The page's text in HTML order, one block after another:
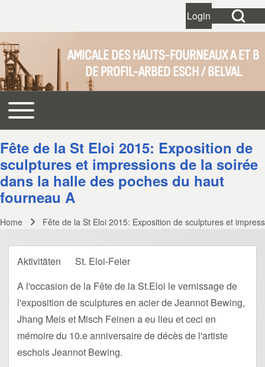
Close search
Search
Open Search
User account
LoginOpen login
AMICALE DES HAUTS-FOURNEAUX A ET B
DE PROFIL-ARBED ESCH / BELVAL
Main navigation
Toggle main menu
Fête de la St Eloi 2015: Exposition de
sculptures et impressions de la soirée
dans la halle des poches du haut
fourneau A
Home Fête de la St Eloi 2015: Exposition de sculptures et
Aktivitäten
St. Eloi-Feier
A l'occasion de la Fête de la St.Eloi le vernissage de
l'exposition de sculptures en acier de Jeannot Bewing,
Jhang Meis et Misch Feinen a eu lieu et ceci en
mémoire du 10.e anniversaire de décès de l'artiste
eschois Jeannot Bewing.